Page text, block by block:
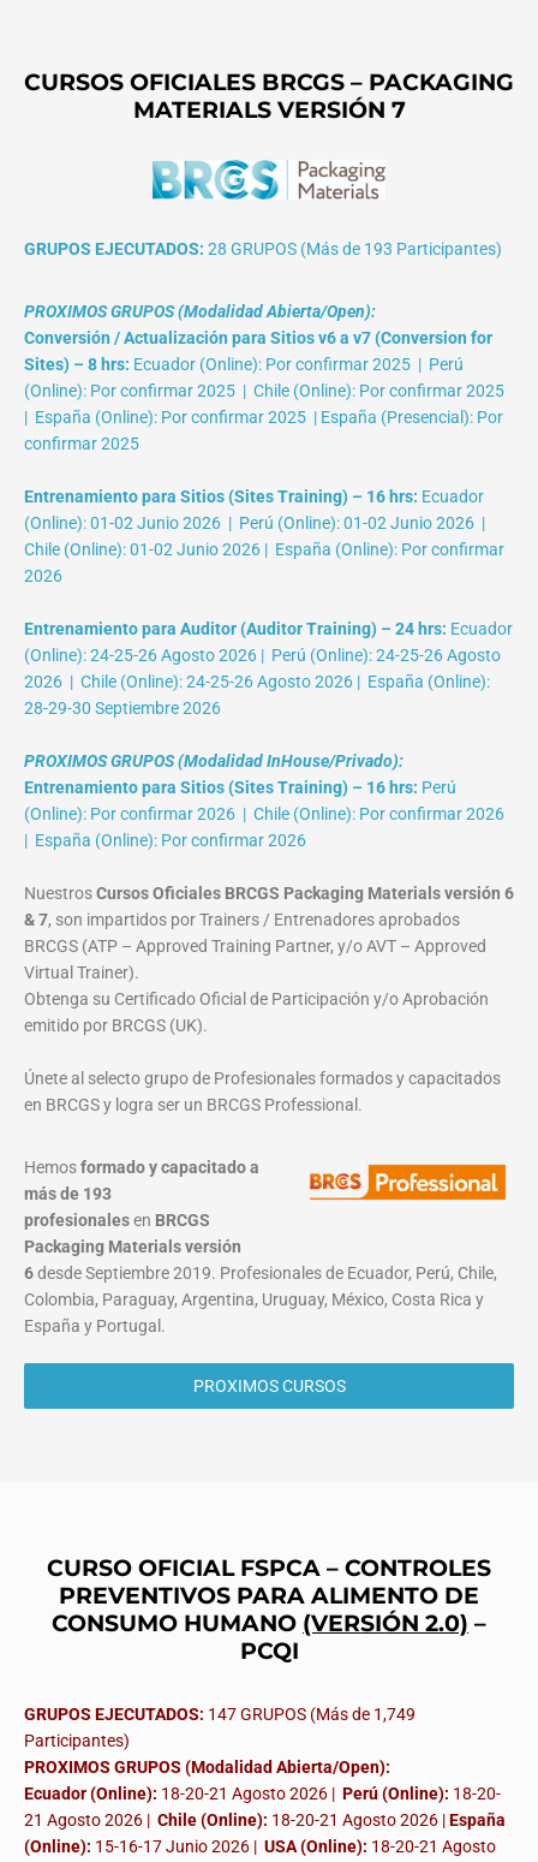
CURSOS OFICIALES BRCGS – PACKAGING
MATERIALS VERSIÓN 7
GRUPOS EJECUTADOS: 28 GRUPOS (Más de 193 Participantes)
PROXIMOS GRUPOS (Modalidad Abierta/Open):
Conversión / Actualización para Sitios v6 a v7 (Conversion for
Sites) – 8 hrs: Ecuador (Online): Por confirmar 2025 | Perú
(Online): Por confirmar 2025 | Chile (Online): Por confirmar 2025
| España (Online): Por confirmar 2025 | España (Presencial): Por
confirmar 2025
Entrenamiento para Sitios (Sites Training) – 16 hrs: Ecuador
(Online): 01-02 Junio 2026 | Perú (Online): 01-02 Junio 2026 |
Chile (Online): 01-02 Junio 2026 | España (Online): Por confirmar
2026
Entrenamiento para Auditor (Auditor Training) – 24 hrs: Ecuador
(Online): 24-25-26 Agosto 2026 | Perú (Online): 24-25-26 Agosto
2026 | Chile (Online): 24-25-26 Agosto 2026 | España (Online):
28-29-30 Septiembre 2026
PROXIMOS GRUPOS (Modalidad InHouse/Privado):
Entrenamiento para Sitios (Sites Training) – 16 hrs: Perú
(Online): Por confirmar 2026 | Chile (Online): Por confirmar 2026
| España (Online): Por confirmar 2026
NuestrosCursos Oficiales BRCGS Packaging Materials versión 6
& 7, son impartidos por Trainers / Entrenadores aprobados
BRCGS (ATP – Approved Training Partner, y/o AVT – Approved
Virtual Trainer).
Obtenga su Certificado Oficial de Participación y/o Aprobación
emitido por BRCGS (UK).
Únete al selecto grupo de Profesionales formados y capacitados
en BRCGS y logra ser un BRCGS Professional.
Hemosformado y capacitado a
más de 193
profesionalesen BRCGS
Packaging Materialsversión
6desde Septiembre 2019. Profesionales de Ecuador, Perú, Chile,
Colombia, Paraguay, Argentina, Uruguay, México, Costa Rica y
España y Portugal.
PROXIMOS CURSOS
CURSO OFICIAL FSPCA – CONTROLES
PREVENTIVOS PARA ALIMENTO DE
CONSUMO HUMANO (VERSIÓN 2.0) –
PCQI
GRUPOS EJECUTADOS: 147 GRUPOS (Más de 1,749
Participantes)
PROXIMOS GRUPOS (Modalidad Abierta/Open):
Ecuador (Online): 18-20-21 Agosto 2026 | Perú (Online): 18-20-
21 Agosto 2026 | Chile (Online): 18-20-21 Agosto 2026 |España
(Online): 15-16-17 Junio 2026 | USA (Online): 18-20-21 Agosto